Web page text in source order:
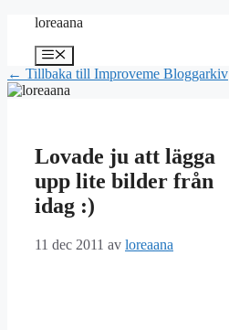
Hoppa
innehåll
loreaana
Meny
← Tillbaka till Improveme Bloggarkiv
Lovade ju att lägga
upp lite bilder från
idag :)
11 dec 2011 av loreaana